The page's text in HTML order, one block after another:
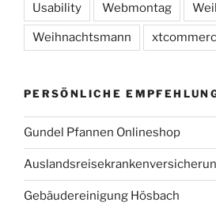
Usability Webmontag
Weihnachtsmann
PERSÖNLICHE
Gundel Pfannen Onlineshop
Gebäudereinigung Hösbach